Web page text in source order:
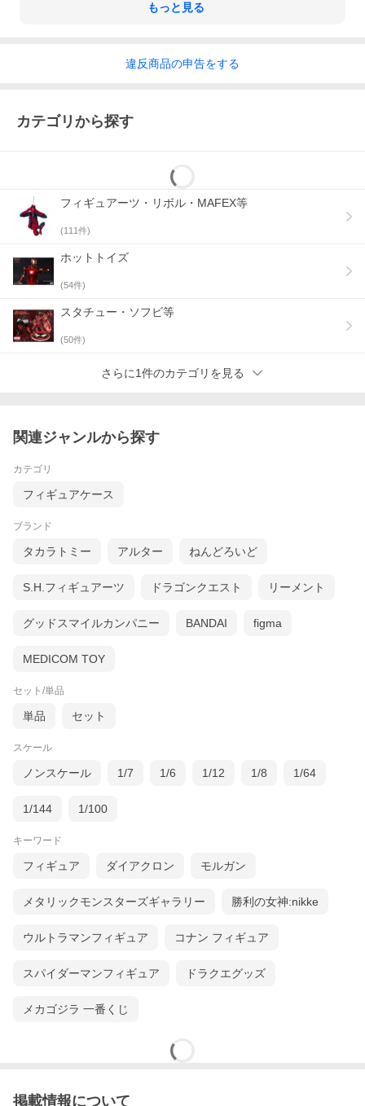
もっと見る
違反商品の申告をする
カテゴリから探す
フィギュアーツ・リボル・MAFEX等
(111件)
ホットトイズ
(54件)
スタチュー・ソフビ等
(50件)
さらに1件のカテゴリを見る
関連ジャンルから探す
カテゴリ
フィギュアケース
ブランド
タカラトミー アルター ねんどろいど
S.H.フィギュアーツ ドラゴンクエスト リーメント
グッドスマイルカンパニー BANDAI figma
MEDICOM TOY
セット/単品
単品 セット
スケール
ノンスケール 1/7 1/6 1/12 1/8 1/64
1/144 1/100
キーワード
フィギュア ダイアクロン モルガン
メタリックモンスターズギャラリー 勝利の女神:nikke
ウルトラマンフィギュア コナン フィギュア
スパイダーマンフィギュア ドラクエグッズ
メカゴジラ 一番くじ
掲載情報について